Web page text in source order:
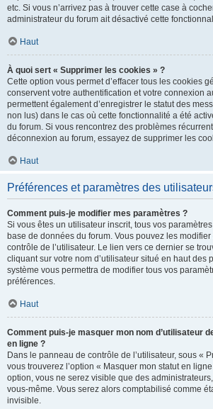
etc. Si vous n’arrivez pas à trouver cette case à
administrateur du forum ait désactivé cette
Haut
À quoi sert « Supprimer les cookies » ?
Cette option vous permet d’effacer tous les cookies
conservent votre authentification et votre connexion
permettent également d’enregistrer le statut des
non lus) dans le cas où cette fonctionnalité a été
du forum. Si vous rencontrez des problèmes
déconnexion au forum, essayez de supprimer les
Haut
Préférences et paramètres des
Comment puis-je modifier mes paramètres ?
Si vous êtes un utilisateur inscrit, tous vos
base de données du forum. Vous pouvez les
contrôle de l’utilisateur. Le lien vers ce dernier se
cliquant sur votre nom d’utilisateur situé en haut des
système vous permettra de modifier tous vos
préférences.
Haut
Comment puis-je masquer mon nom d’utilisateur
en ligne ?
Dans le panneau de contrôle de l’utilisateur, sous «
vous trouverez l’option « Masquer mon statut en
option, vous ne serez visible que des
vous-même. Vous serez alors comptabilisé comme
invisible.